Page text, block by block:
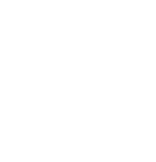
TÉRKŐRENDSZEREK ÉS LAPOK